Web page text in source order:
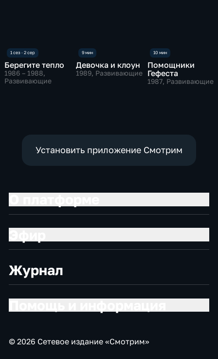
Берегите тепло
1986 – 1988,
Развивающие
Девочка и клоун
1989, Развивающие
Помощники
Гефеста
1987, Развивающие
Установить приложение Смотрим
Журнал
© 2026 Сетевое издание «Смотрим»